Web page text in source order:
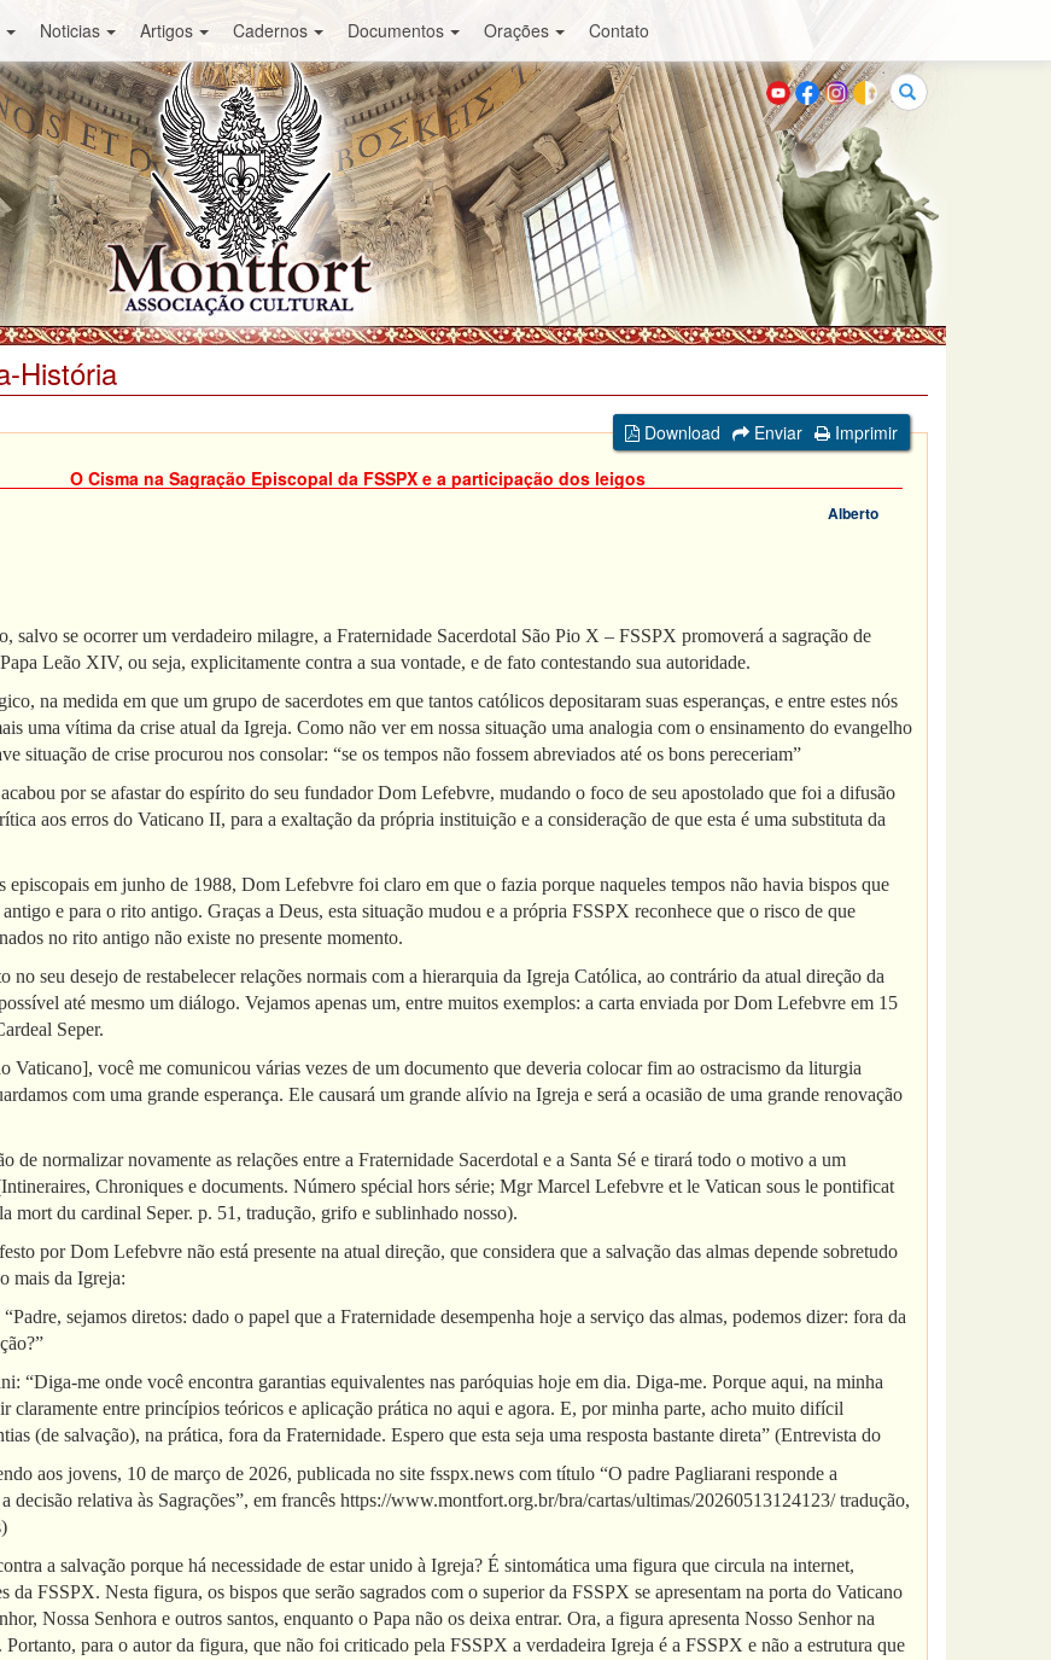
Noticias Artigos Cadernos Documentos Orações Contato
Buscar
História
Download Enviar
Imprimir
O Cisma na Sagração Episcopal da FSSPX e a participação dos leigos
Alberto
salvo se ocorrer um verdadeiro milagre, a Fraternidade Sacerdotal São Pio X – FSSPX promoverá a sagração de
Leão XIV, ou seja, explicitamente contra a sua vontade, e de fato contestando sua autoridade.
na medida em que um grupo de sacerdotes em que tantos católicos depositaram suas esperanças, e entre estes nós
uma vítima da crise atual da Igreja. Como não ver em nossa situação uma analogia com o ensinamento do evangelho
situação de crise procurou nos consolar: “se os tempos não fossem abreviados até os bons pereceriam”
por se afastar do espírito do seu fundador Dom Lefebvre, mudando o foco de seu apostolado que foi a difusão
aos erros do Vaticano II, para a exaltação da própria instituição e a consideração de que esta é uma substituta da
episcopais em junho de 1988, Dom Lefebvre foi claro em que o fazia porque naqueles tempos não havia bispos que
e para o rito antigo. Graças a Deus, esta situação mudou e a própria FSSPX reconhece que o risco de que
no rito antigo não existe no presente momento.
seu desejo de restabelecer relações normais com a hierarquia da Igreja Católica, ao contrário da atual direção da
até mesmo um diálogo. Vejamos apenas um, entre muitos exemplos: a carta enviada por Dom Lefebvre em 15
Seper.
Vaticano], você me comunicou várias vezes de um documento que deveria colocar fim ao ostracismo da liturgia
com uma grande esperança. Ele causará um grande alívio na Igreja e será a ocasião de uma grande renovação
de normalizar novamente as relações entre a Fraternidade Sacerdotal e a Santa Sé e tirará todo o motivo a um
Chroniques e documents. Número spécial hors série; Mgr Marcel Lefebvre et le Vatican sous le pontificat
mort du cardinal Seper. p. 51, tradução, grifo e sublinhado nosso).
por Dom Lefebvre não está presente na atual direção, que considera que a salvação das almas depende sobretudo
mais da Igreja:
sejamos diretos: dado o papel que a Fraternidade desempenha hoje a serviço das almas, podemos dizer: fora da
“Diga-me onde você encontra garantias equivalentes nas paróquias hoje em dia. Diga-me. Porque aqui, na minha
claramente entre princípios teóricos e aplicação prática no aqui e agora. E, por minha parte, acho muito difícil
(de salvação), na prática, fora da Fraternidade. Espero que esta seja uma resposta bastante direta” (Entrevista do
aos jovens, 10 de março de 2026, publicada no site fsspx.news com título “O padre Pagliarani responde a
decisão relativa às Sagrações”, em francês https://www.montfort.org.br/bra/cartas/ultimas/20260513124123/ tradução,
a salvação porque há necessidade de estar unido à Igreja? É sintomática uma figura que circula na internet,
da FSSPX. Nesta figura, os bispos que serão sagrados com o superior da FSSPX se apresentam na porta do Vaticano
Nossa Senhora e outros santos, enquanto o Papa não os deixa entrar. Ora, a figura apresenta Nosso Senhor na
para o autor da figura, que não foi criticado pela FSSPX a verdadeira Igreja é a FSSPX e não a estrutura que